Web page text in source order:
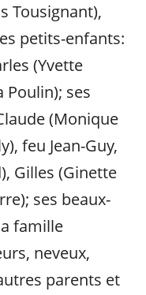
Tousignant),
petits-enfants:
(Yvette
Poulin); ses
(Monique
feu Jean-Guy,
Gilles (Ginette
ses beaux-
famille
neveux,
parents et